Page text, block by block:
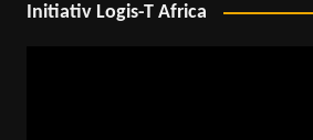
Initiativ Logis-T Africa